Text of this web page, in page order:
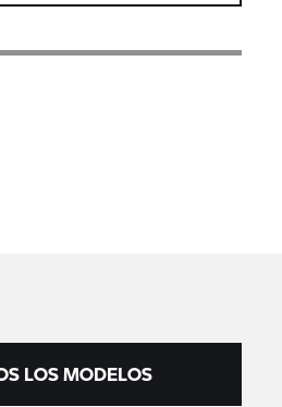
LOS MODELOS